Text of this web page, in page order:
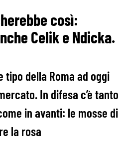
così:
Celik e Ndicka.
tipo della Roma ad oggi
In difesa c’è tanto
in avanti: le mosse di
la rosa